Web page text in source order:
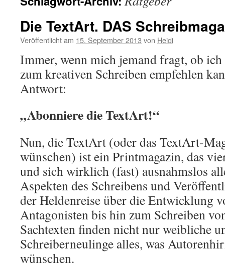
Die TextArt. DAS
Veröffentlicht am 15. September 2013 von Heidi
Immer, wenn mich jemand fragt, ob
zum kreativen Schreiben empfehlen
Antwort:
„Abonniere die TextArt!“
Nun, die TextArt (oder das TextArt-
wünschen) ist ein Printmagazin, das
und sich wirklich (fast) ausnahmslos
Aspekten des Schreibens und
der Heldenreise über die Entwicklung
Antagonisten bis hin zum Schreiben
Sachtexten finden nicht nur weibliche
Schreiberneulinge alles, was
wünschen.